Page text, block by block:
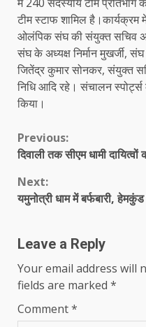
टीम स्टाफ शामिल है।कार्यक्रम
ओलंपिक संघ की संयुक्त सचिव
संघ के अध्यक्ष निर्मान मुखर्जी,
जितेंद्र कुमार सोनकर, संयुक्त
निधि आदि रहे। संचालन
किया।
Continue
Previous:
दिवाली तक सीएम धामी
Next:
यमुनोत्री धाम में बर्फबारी,
Leave a Reply
Your email address will
fields are marked *
Comment*